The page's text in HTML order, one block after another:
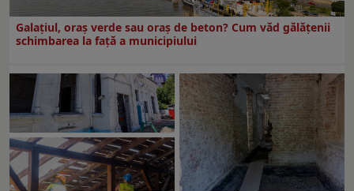
Galațiul, oraș verde sau oraș de beton? Cum văd gălățenii
schimbarea la față a municipiului